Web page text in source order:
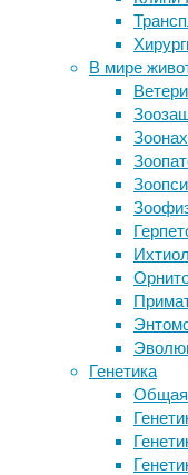
В мире
Генетика
Общая
17:20
15/10/2025
материалы
медицина
новый
материал
на
основе
широко
фосфата
кальция,
который
стал
ближе
может
Совета
Бум
Бутылки
влияние
Следите